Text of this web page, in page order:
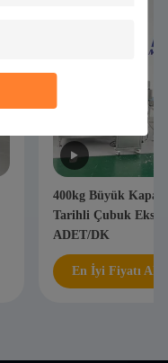
400kg Büyük
Tarihli Çubuk
ADET/DK
En İyi Fiyatı Alın